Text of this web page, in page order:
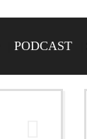
PODCAST